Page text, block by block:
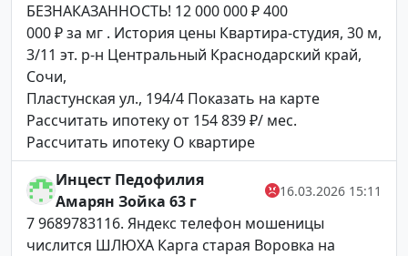
БЕЗНАКАЗАННОСТЬ! 12 000 000 ₽ 400
000 ₽ за мг . История цены Квартира-студия, 30 м,
3/11 эт. р-н Центральный Краснодарский край,
Сочи,
Пластунская ул., 194/4 Показать на карте
Рассчитать ипотеку от 154 839 ₽/ мес.
Рассчитать ипотеку О квартире
Инцест Педофилия
Амарян Зойка 63 г
16.03.2026 15:11
7 9689783116. Яндекс телефон мошеницы
числится ШЛЮХА Карга старая Воровка на